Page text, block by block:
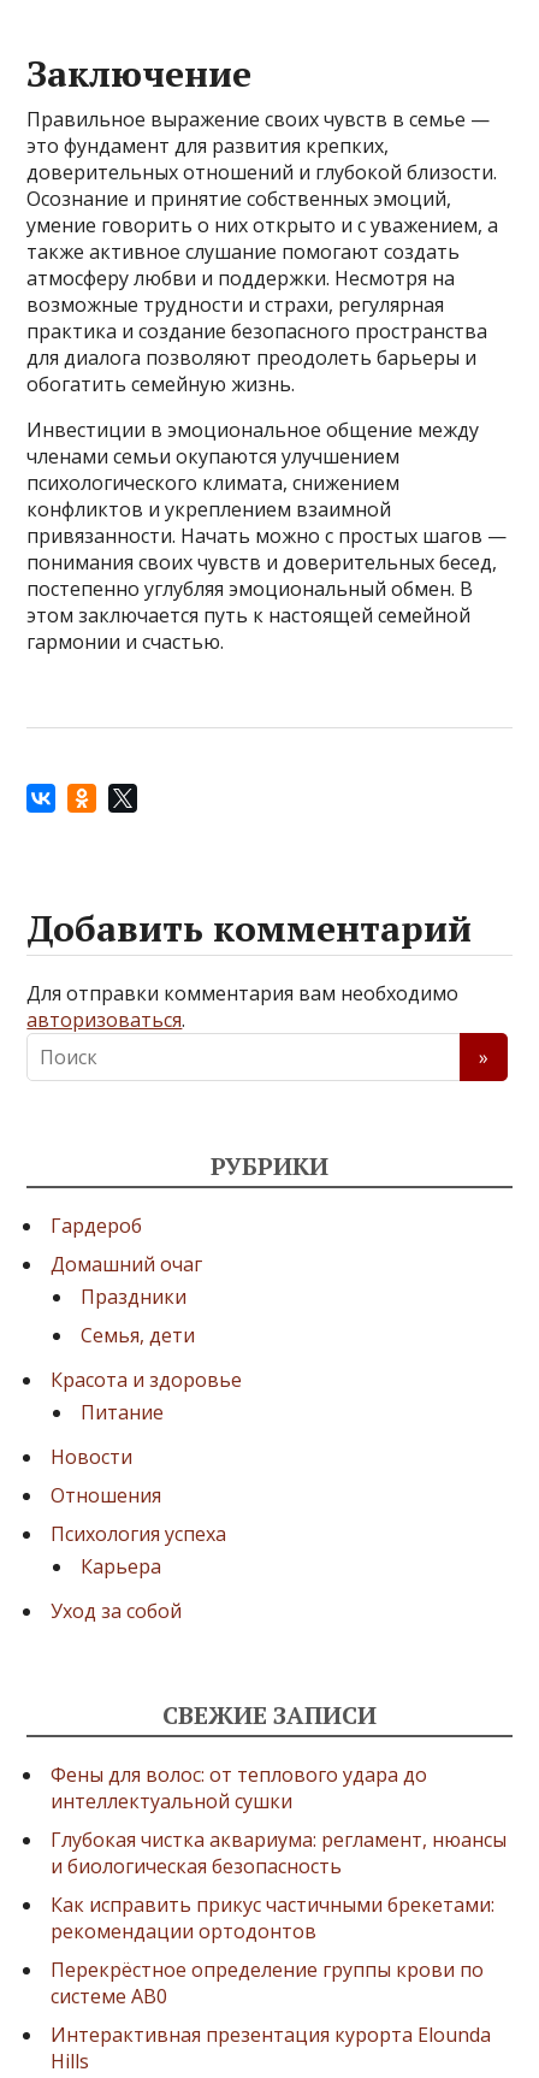
Заключение
Правильное выражение своих чувств в семье —
это фундамент для развития крепких,
доверительных отношений и глубокой близости.
Осознание и принятие собственных эмоций,
умение говорить о них открыто и с уважением, а
также активное слушание помогают создать
атмосферу любви и поддержки. Несмотря на
возможные трудности и страхи, регулярная
практика и создание безопасного пространства
для диалога позволяют преодолеть барьеры и
обогатить семейную жизнь.
Инвестиции в эмоциональное общение между
членами семьи окупаются улучшением
психологического климата, снижением
конфликтов и укреплением взаимной
привязанности. Начать можно с простых шагов —
понимания своих чувств и доверительных бесед,
постепенно углубляя эмоциональный обмен. В
этом заключается путь к настоящей семейной
гармонии и счастью.
Добавить комментарий
Для отправки комментария вам необходимо
авторизоваться.
РУБРИКИ
Гардероб
Домашний очаг
Праздники
Семья, дети
Красота и здоровье
Питание
Новости
Отношения
Психология успеха
Карьера
Уход за собой
СВЕЖИЕ ЗАПИСИ
Фены для волос: от теплового удара до
интеллектуальной сушки
Глубокая чистка аквариума: регламент, нюансы
и биологическая безопасность
Как исправить прикус частичными брекетами:
рекомендации ортодонтов
Перекрёстное определение группы крови по
системе AB0
Интерактивная презентация курорта Elounda
Hills